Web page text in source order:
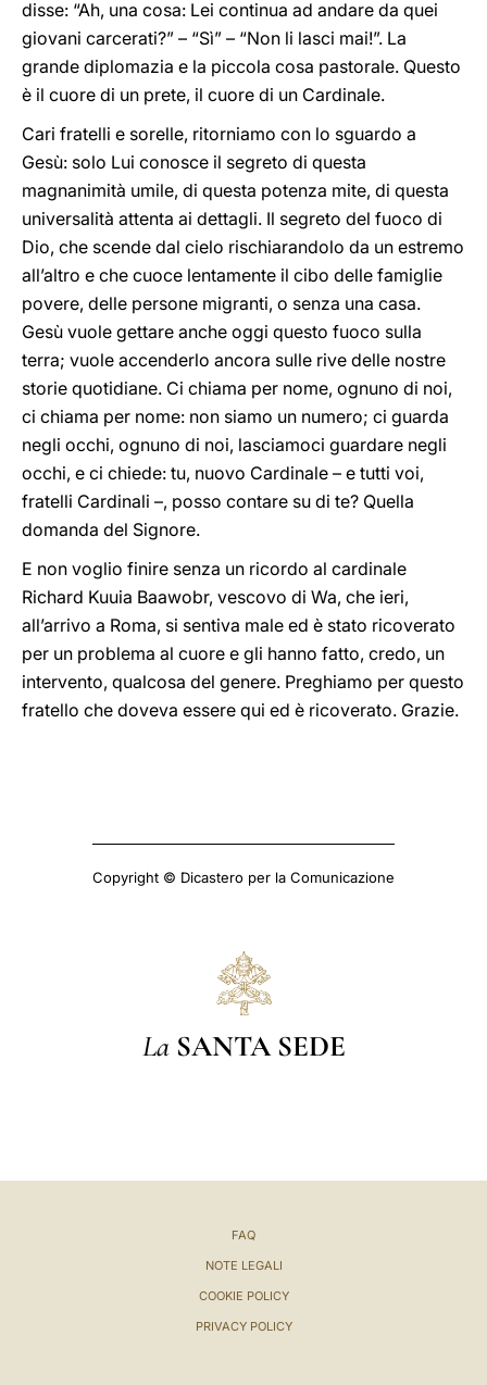
disse: “Ah, una cosa: Lei continua ad andare da quei
giovani carcerati?” – “Sì” – “Non li lasci mai!”. La
grande diplomazia e la piccola cosa pastorale. Questo
è il cuore di un prete, il cuore di un Cardinale.
Cari fratelli e sorelle, ritorniamo con lo sguardo a
Gesù: solo Lui conosce il segreto di questa
magnanimità umile, di questa potenza mite, di questa
universalità attenta ai dettagli. Il segreto del fuoco di
Dio, che scende dal cielo rischiarandolo da un estremo
all’altro e che cuoce lentamente il cibo delle famiglie
povere, delle persone migranti, o senza una casa.
Gesù vuole gettare anche oggi questo fuoco sulla
terra; vuole accenderlo ancora sulle rive delle nostre
storie quotidiane. Ci chiama per nome, ognuno di noi,
ci chiama per nome: non siamo un numero; ci guarda
negli occhi, ognuno di noi, lasciamoci guardare negli
occhi, e ci chiede: tu, nuovo Cardinale – e tutti voi,
fratelli Cardinali –, posso contare su di te? Quella
domanda del Signore.
E non voglio finire senza un ricordo al cardinale
Richard Kuuia Baawobr, vescovo di Wa, che ieri,
all’arrivo a Roma, si sentiva male ed è stato ricoverato
per un problema al cuore e gli hanno fatto, credo, un
intervento, qualcosa del genere. Preghiamo per questo
fratello che doveva essere qui ed è ricoverato. Grazie.
Copyright © Dicastero per la Comunicazione
La SANTA SEDE
FAQ
NOTE LEGALI
COOKIE POLICY
PRIVACY POLICY